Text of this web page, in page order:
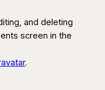
and deleting
screen in the
.